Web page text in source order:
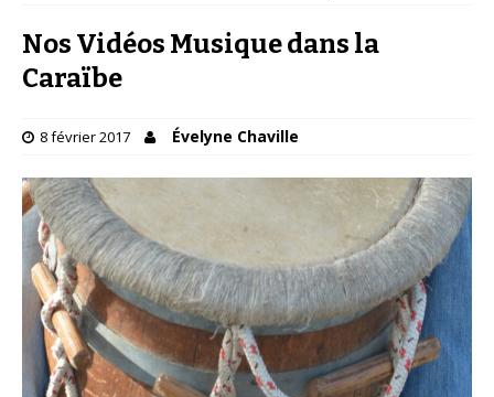
Nos Vidéos Musique dans la
Caraïbe
8 février 2017 Évelyne Chaville